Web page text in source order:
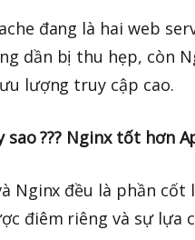
đang là hai web
dần bị thu hẹp, còn
lượng truy cập cao.
??? Nginx tốt hơn
Nginx đều là phần cốt
điêm riêng và sự lựa